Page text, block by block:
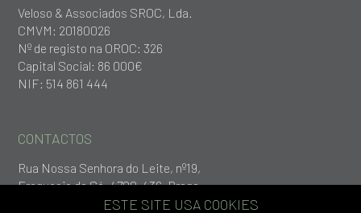
Veloso & Associados SROC, Lda.
CMVM: 20180026
Nº de registo na OROC: 326
Capital Social: 86 000€
NIF: 514 861 444
CONTACTOS
Rua Nossa Senhora do Leite, nº19,
Freguesia da Sé, 4700-436, Braga
ESTE SITE USA COOKIES